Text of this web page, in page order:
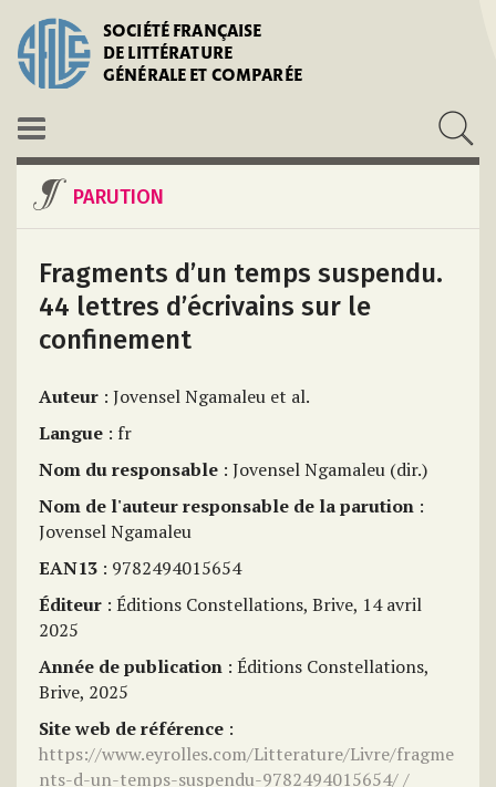
SOCIÉTÉ FRANÇAISE
DE LITTÉRATURE
GÉNÉRALE ET COMPARÉE
PARUTION
Fragments d’un temps suspendu.
44 lettres d’écrivains sur le
confinement
Auteur : Jovensel Ngamaleu et al.
Langue : fr
Nom du responsable : Jovensel Ngamaleu (dir.)
Nom de l'auteur responsable de la parution :
Jovensel Ngamaleu
EAN13 : 9782494015654
Éditeur : Éditions Constellations, Brive, 14 avril
2025
Année de publication : Éditions Constellations,
Brive, 2025
Site web de référence :
https://www.eyrolles.com/Litterature/Livre/fragme
nts-d-un-temps-suspendu-9782494015654/ /